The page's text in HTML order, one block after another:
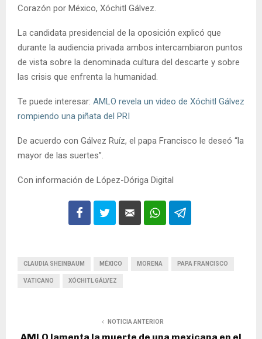
Corazón por México, Xóchitl Gálvez.
La candidata presidencial de la oposición explicó que
durante la audiencia privada ambos intercambiaron puntos
de vista sobre la denominada cultura del descarte y sobre
las crisis que enfrenta la humanidad.
Te puede interesar: AMLO revela un video de Xóchitl Gálvez
rompiendo una piñata del PRI
De acuerdo con Gálvez Ruíz, el papa Francisco le deseó “la
mayor de las suertes”.
Con información de López-Dóriga Digital
CLAUDIA SHEINBAUM MÉXICO MORENA PAPA FRANCISCO
VATICANO XÓCHITL GÁLVEZ
NOTICIA ANTERIOR